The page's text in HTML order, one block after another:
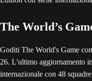
The World’s
Goditi The World's Game
26. L'ultimo aggiornamento
internazionale con 48